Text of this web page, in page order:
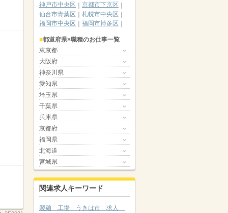
神戸市中央区
京都市下京区
仙台市青葉区
札幌市中央区
福岡市中央区
福岡市博多区
都道府県×職種のお仕事一覧
東京都
大阪府
神奈川県
愛知県
埼玉県
千葉県
兵庫県
京都府
福岡県
北海道
宮城県
関連求人キーワード
製麺 工場 うきは市 求人